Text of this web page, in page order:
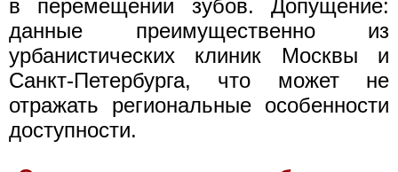
в перемещении зубов. Допущение:
данные преимущественно из
урбанистических клиник Москвы и
Санкт-Петербурга, что может не
отражать региональные особенности
доступности.